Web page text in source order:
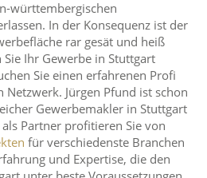
württembergischen
In der Konsequenz ist der
rar gesät und heiß
Ihr Gewerbe in Stuttgart
Sie einen erfahrenen Profi
Jürgen Pfund ist schon
Gewerbemakler in Stuttgart
Partner profitieren Sie von
für verschiedenste Branchen
und Expertise, die den